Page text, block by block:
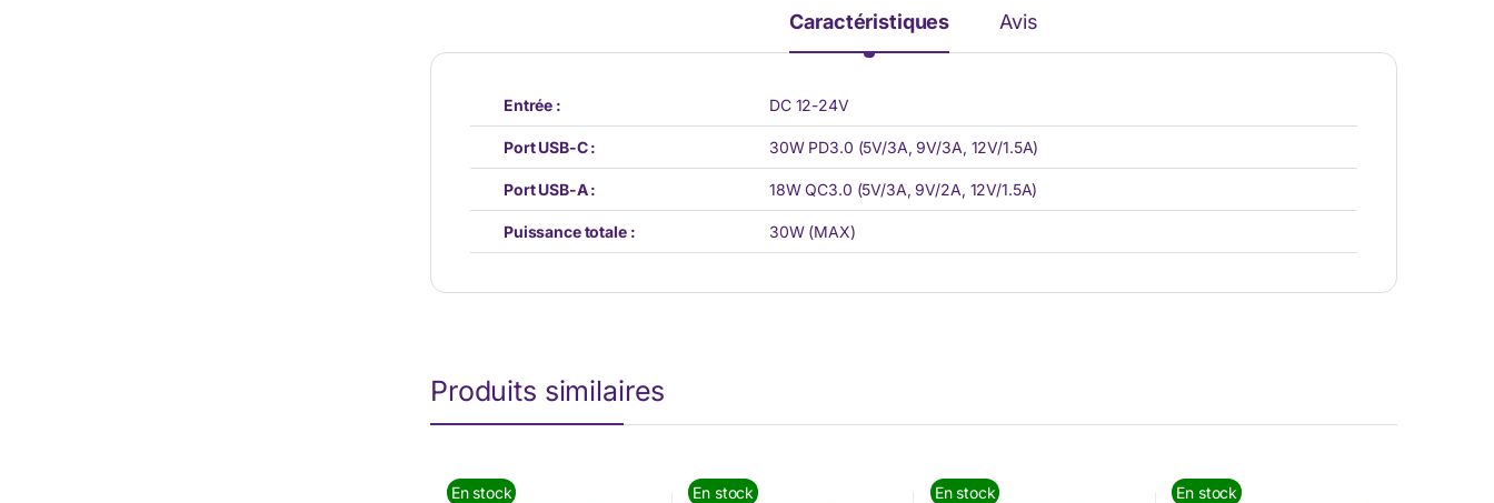
Caractéristiques Avis
Entrée : DC 12-24V
Port USB-C : 30W PD3.0 (5V/3A, 9V/3A, 12V/1.5A)
Port USB-A : 18W QC3.0 (5V/3A, 9V/2A, 12V/1.5A)
Puissance totale : 30W (MAX)
Produits similaires
En stock En stock En stock En stock